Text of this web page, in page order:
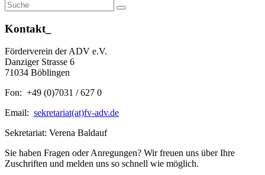
Kontakt_
Förderverein der ADV e.V.
Danziger Strasse 6
71034 Böblingen
Fon: +49 (0)7031 / 627 0
Email: sekretariat(at)fv-adv.de
Sekretariat: Verena Baldauf
Sie haben Fragen oder Anregungen? Wir freuen uns über Ihre
Zuschriften und melden uns so schnell wie möglich.